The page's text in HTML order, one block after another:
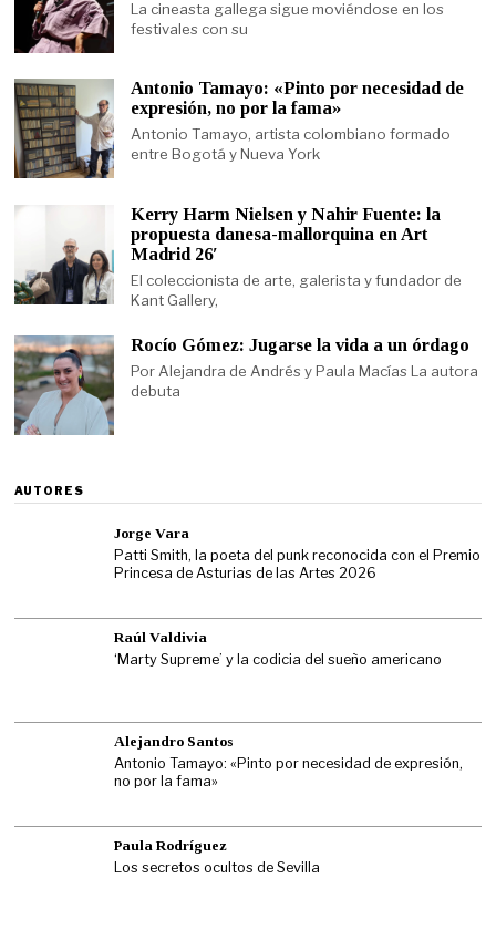
La cineasta gallega sigue moviéndose en los
festivales con su
Antonio Tamayo: «Pinto por necesidad de
expresión, no por la fama»
Antonio Tamayo, artista colombiano formado
entre Bogotá y Nueva York
Kerry Harm Nielsen y Nahir Fuente: la
propuesta danesa-mallorquina en Art
Madrid 26′
El coleccionista de arte, galerista y fundador de
Kant Gallery,
Rocío Gómez: Jugarse la vida a un órdago
Por Alejandra de Andrés y Paula Macías La autora
debuta
AUTORES
Jorge Vara
Patti Smith, la poeta del punk reconocida con el Premio
Princesa de Asturias de las Artes 2026
Raúl Valdivia
‘Marty Supreme’ y la codicia del sueño americano
Alejandro Santos
Antonio Tamayo: «Pinto por necesidad de expresión,
no por la fama»
Paula Rodríguez
Los secretos ocultos de Sevilla